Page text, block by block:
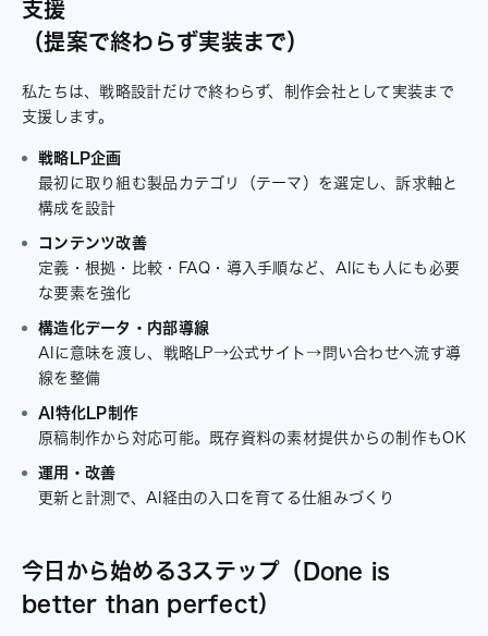
支援
（提案で終わらず実装まで）
私たちは、戦略設計だけで終わらず、制作会社として実装まで
支援します。
戦略LP企画
最初に取り組む製品カテゴリ（テーマ）を選定し、訴求軸と
構成を設計
コンテンツ改善
定義・根拠・比較・FAQ・導入手順など、AIにも人にも必要
な要素を強化
構造化データ・内部導線
AIに意味を渡し、戦略LP→公式サイト→問い合わせへ流す導
線を整備
AI特化LP制作
原稿制作から対応可能。既存資料の素材提供からの制作もOK
運用・改善
更新と計測で、AI経由の入口を育てる仕組みづくり
今日から始める3ステップ（Done is
better than perfect）